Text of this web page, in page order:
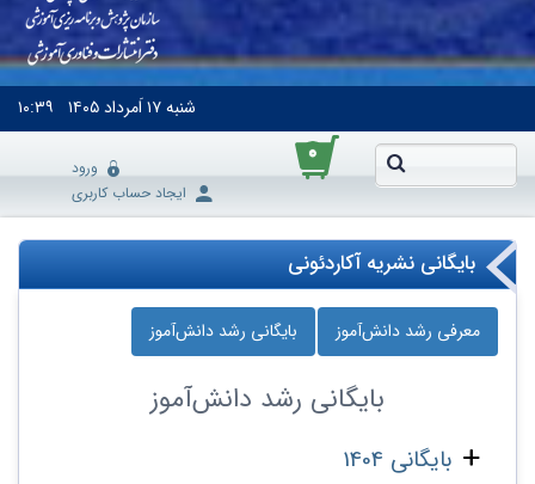
شنبه۱۷ اَمرداد ۱۴۰۵ ۱۰:۳۹
۰
ورود
ایجاد حساب کاربری
بایگانی نشریه آکاردئونی
معرفی رشد دانش‌آموز بایگانی رشد دانش‌آموز
بایگانی رشد دانش‌آموز
بایگانی 1404